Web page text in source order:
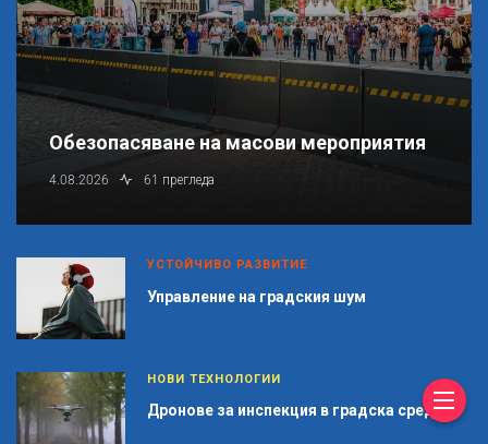
Обезопасяване на масови мероприятия
4.08.2026 61 прегледа
УСТОЙЧИВО РАЗВИТИЕ
Управление на градския шум
НОВИ ТЕХНОЛОГИИ
Дронове за инспекция в градска среда